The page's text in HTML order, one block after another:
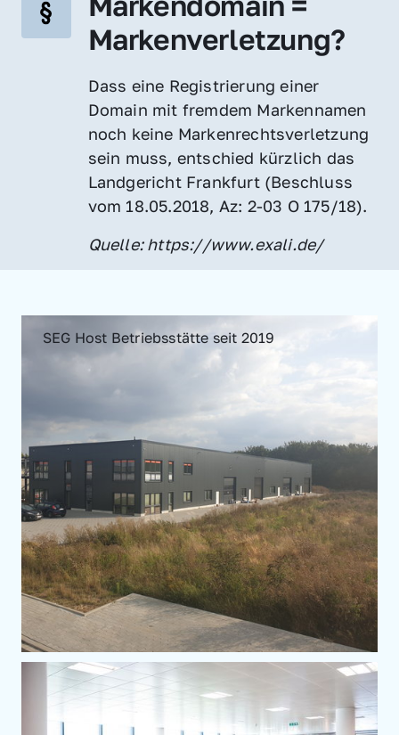
Markenverletzung?
Dass eine Registrierung einer
Domain mit fremdem Markennamen
noch keine Markenrechtsverletzung
sein muss, entschied kürzlich das
Landgericht Frankfurt (Beschluss
vom 18.05.2018, Az: 2-03 O 175/18).
Quelle: https://www.exali.de/
SEG Host Betriebsstätte seit 2019